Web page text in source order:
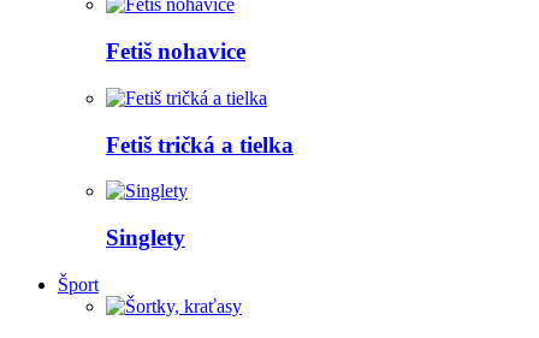
Fetiš nohavice
Fetiš tričká a tielka
Singlety
Šport